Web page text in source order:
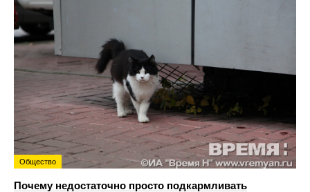
Общество
Почему недостаточно просто подкармливать